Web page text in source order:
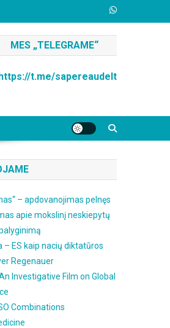
MES „TELEGRAME“
t.me/sapereaudelt
– apdovanojimas pelnęs
apie mokslinį neskiepytų
– ES kaip nacių diktatūros
Regenauer
Investigative Film on Global
Combinations